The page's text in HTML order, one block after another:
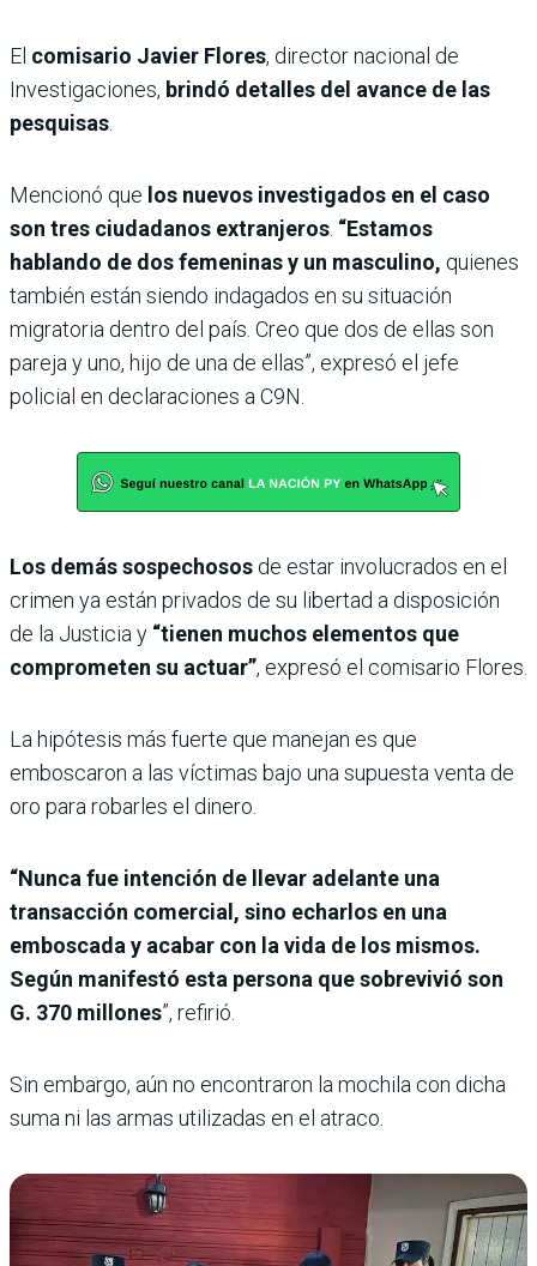
El comisario Javier Flores, director nacional de
Investigaciones, brindó detalles del avance de las
pesquisas.
Mencionó que los nuevos investigados en el caso
son tres ciudadanos extranjeros. “Estamos
hablando de dos femeninas y un masculino, quienes
también están siendo indagados en su situación
migratoria dentro del país. Creo que dos de ellas son
pareja y uno, hijo de una de ellas”, expresó el jefe
policial en declaraciones a C9N.
Los demás sospechosos de estar involucrados en el
crimen ya están privados de su libertad a disposición
de la Justicia y “tienen muchos elementos que
comprometen su actuar”, expresó el comisario Flores.
La hipótesis más fuerte que manejan es que
emboscaron a las víctimas bajo una supuesta venta de
oro para robarles el dinero.
“Nunca fue intención de llevar adelante una
transacción comercial, sino echarlos en una
emboscada y acabar con la vida de los mismos.
Según manifestó esta persona que sobrevivió son
G. 370 millones”, refirió.
Sin embargo, aún no encontraron la mochila con dicha
suma ni las armas utilizadas en el atraco.